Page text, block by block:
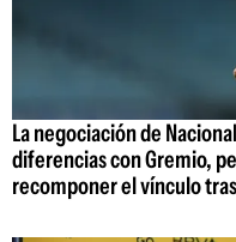
La negociación de
diferencias con Gremio,
recomponer el vínculo